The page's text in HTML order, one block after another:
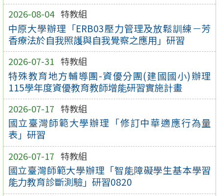
2026-08-04 特教組
中原大學辦理「ERB03壓力管理及放鬆訓練－芳
香療法於自我照護與自我覺察之應用」研習
2026-07-31 特教組
特殊教育地方輔導團-資優分團(建國國小)辦理
115學年度資優教育教師增能研習實施計畫
2026-07-17 特教組
國立臺灣師範大學辦理「修訂中華適應行為量
表」研習
2026-07-17 特教組
國立臺灣師範大學辦理「智能障礙學生基本學習
能力教育診斷測驗」研習0820